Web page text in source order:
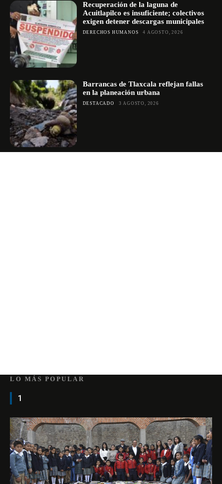
Recuperación de la laguna de
Acuitlapilco es insuficiente; colectivos
exigen detener descargas municipales
DERECHOS HUMANOS 4 AGOSTO, 2026
Barrancas de Tlaxcala reflejan fallas
en la planeación urbana
DESTACADO 3 AGOSTO, 2026
LO MÁS POPULAR
1